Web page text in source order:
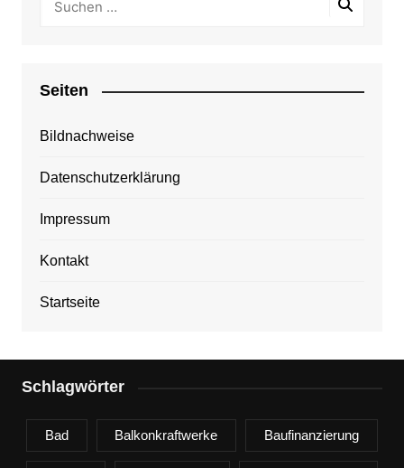
Seiten
Bildnachweise
Datenschutzerklärung
Impressum
Kontakt
Startseite
Schlagwörter
Bad Balkonkraftwerke Baufinanzierung